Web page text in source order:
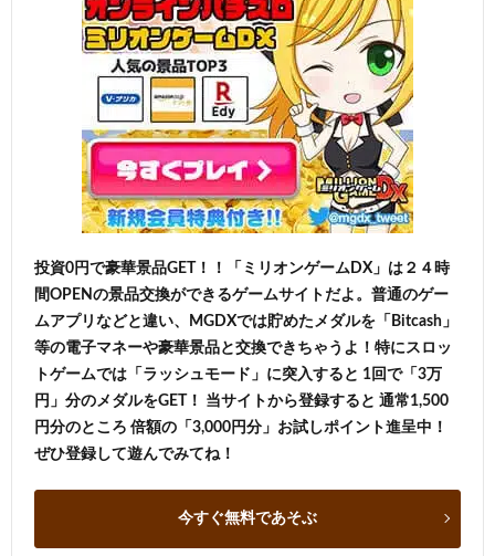
投資0円で豪華景品GET！！「ミリオンゲームDX」は２４時
間OPENの景品交換ができるゲームサイトだよ。普通のゲー
ムアプリなどと違い、MGDXでは貯めたメダルを「Bitcash」
等の電子マネーや豪華景品と交換できちゃうよ！特にスロッ
トゲームでは「ラッシュモード」に突入すると 1回で「3万
円」分のメダルをGET！ 当サイトから登録すると 通常1,500
円分のところ 倍額の「3,000円分」お試しポイント進呈中！
ぜひ登録して遊んでみてね！
今すぐ無料であそぶ